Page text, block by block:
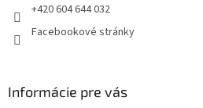
+420 604 644 032
Facebookové stránky
Informácie pre vás